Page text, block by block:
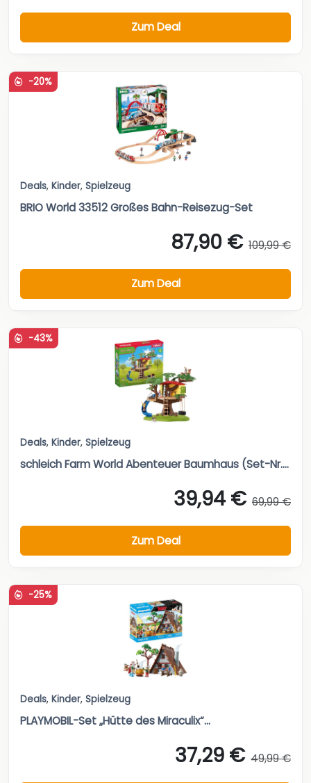
Zum Deal
-20%
Deals, Kinder, Spielzeug
BRIO World 33512 Großes Bahn-Reisezug-Set
87,90 € 109,99 €
Zum Deal
-43%
Deals, Kinder, Spielzeug
schleich Farm World Abenteuer Baumhaus (Set-Nr....
39,94 € 69,99 €
Zum Deal
-25%
Deals, Kinder, Spielzeug
PLAYMOBIL-Set „Hütte des Miraculix“...
37,29 € 49,99 €